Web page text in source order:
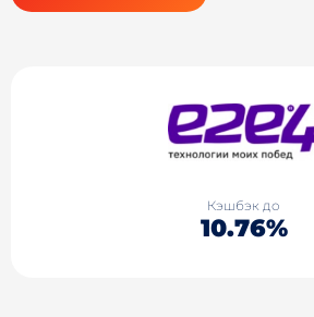
Кэшбэк до
10.76%